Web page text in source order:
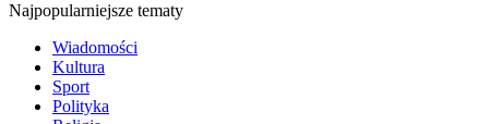
Najpopularniejsze tematy
Wiadomości
Kultura
Sport
Polityka